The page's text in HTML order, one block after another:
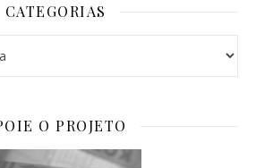
CATEGORIAS
O PROJETO